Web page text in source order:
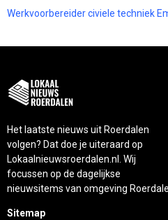
Werkvoorbereider civiele techniek
Het laatste nieuws uit Roerdalen
volgen? Dat doe je uiteraard op
Lokaalnieuwsroerdalen.nl. Wij
focussen op de dagelijkse
nieuwsitems van omgeving
Sitemap